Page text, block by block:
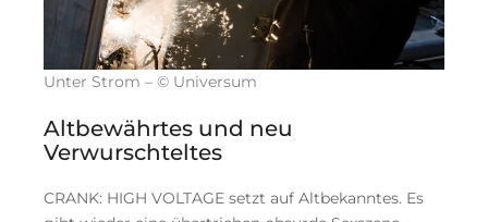
Unter Strom – © Universum
Altbewährtes und neu
Verwurschteltes
CRANK: HIGH VOLTAGE setzt auf Altbekanntes. Es